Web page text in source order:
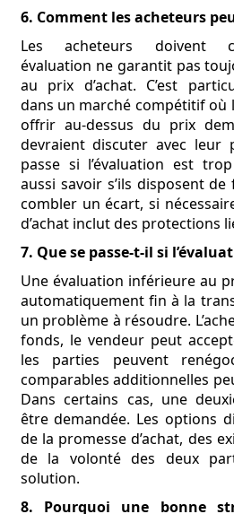
6. Comment les acheteurs
Les acheteurs doivent
évaluation ne garantit pas
au prix d’achat. C’est
dans un marché compétitif où
offrir au-dessus du prix
devraient discuter avec leur
passe si l’évaluation est
aussi savoir s’ils disposent
combler un écart, si
d’achat inclut des protections
7. Que se passe-t-il si
Une évaluation inférieure au
automatiquement fin à la
un problème à résoudre.
fonds, le vendeur peut
les parties peuvent
comparables additionnelles
Dans certains cas, une
être demandée. Les options
de la promesse d’achat, des
de la volonté des deux
solution.
8. Pourquoi une bonne